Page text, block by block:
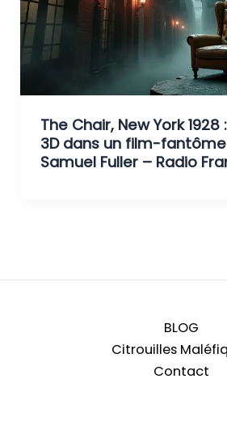
The Chair, New York
3D dans un film-
Samuel Fuller – Radio
BLOG
Citrouilles
Contact